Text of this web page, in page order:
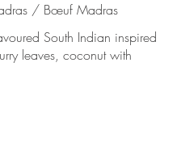
/ Bœuf Madras
South Indian inspired
leaves, coconut with